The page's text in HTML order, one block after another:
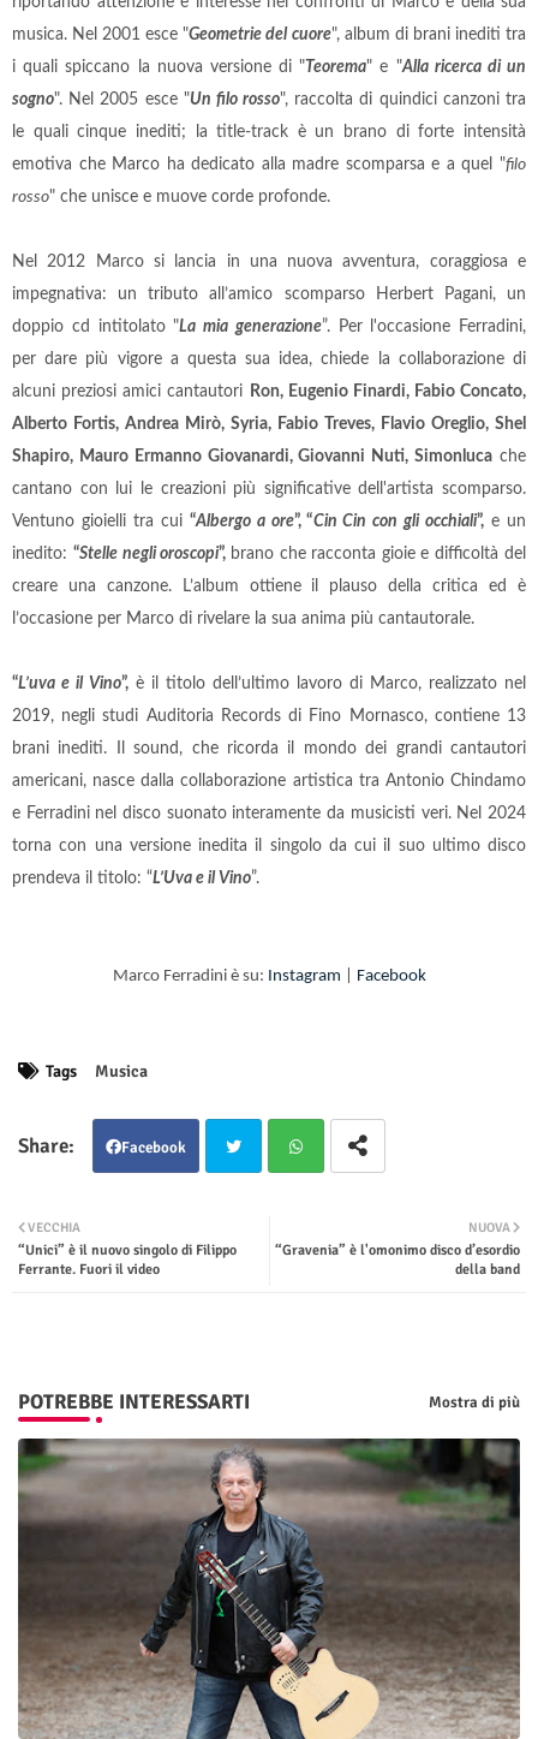
musica. Nel 2001 esce "Geometrie del cuore", album di brani inediti tra
i quali spiccano la nuova versione di "Teorema" e "Alla ricerca di un
sogno". Nel 2005 esce "Un filo rosso", raccolta di quindici canzoni tra
le quali cinque inediti; la title-track è un brano di forte intensità
emotiva che Marco ha dedicato alla madre scomparsa e a quel "filo
rosso" che unisce e muove corde profonde.
Nel 2012 Marco si lancia in una nuova avventura, coraggiosa e
impegnativa: un tributo all’amico scomparso Herbert Pagani, un
doppio cd intitolato "La mia generazione”. Per l'occasione Ferradini,
per dare più vigore a questa sua idea, chiede la collaborazione di
alcuni preziosi amici cantautori
Ron, Eugenio Finardi, Fabio Concato,
Alberto Fortis, Andrea Mirò, Syria, Fabio Treves, Flavio Oreglio, Shel
Shapiro, Mauro Ermanno Giovanardi, Giovanni Nuti, Simonluca che
cantano con lui le creazioni più significative dell'artista scomparso.
Ventuno gioielli tra cui “Albergo a ore”, “Cin Cin con gli occhiali”, e un
inedito: “Stelle negli oroscopi”, brano che racconta gioie e difficoltà del
creare una canzone. L’album ottiene il plauso della critica ed è
l’occasione per Marco di rivelare la sua anima più cantautorale.
“L’uva e il Vino”, è il titolo dell’ultimo lavoro di Marco, realizzato nel
2019, negli studi Auditoria Records di Fino Mornasco, contiene 13
brani inediti. Il sound, che ricorda il mondo dei grandi cantautori
americani, nasce dalla collaborazione artistica tra Antonio Chindamo
e Ferradini nel disco suonato interamente da musicisti veri. Nel 2024
torna con una versione inedita il singolo da cui il suo ultimo disco
prendeva il titolo: “L’Uva e il Vino”.
Marco Ferradini è su: Instagram Facebook
Tags Musica
Facebook
ter tsap
NUOVA
“Gravenia” è l'omonimo disco d’esordio
della band
VECCHIA
“Unici” è il nuovo singolo di Filippo
Ferrante. Fuori il video
POTREBBE INTERESSARTI Mostra di più